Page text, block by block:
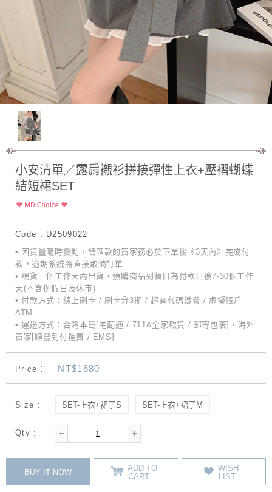
小安清單／露肩襯衫拼接彈性上衣+壓褶蝴蝶
結短裙SET
Code : D2509022
• 因貨量隨時變動，請匯款的買家務必於下單後《3天內》完成付
款，逾期系統將直接取消訂單
• 現貨三個工作天內出貨，預購商品到貨日為付款日後7-30個工作
天(不含例假日及休市)
• 付款方式：線上刷卡 / 刷卡分3期 / 超商代碼繳費 / 虛擬帳戶
ATM
• 運送方式：台灣本島[宅配通 / 711&全家取貨 / 郵寄包裹]、海外
買家[順豐到付運費 / EMS]
Price： NT$1680
Size : SET-上衣+裙子S SET-上衣+裙子M
Qty :
BUY IT NOW
ADD TO
CART
WISH
LIST